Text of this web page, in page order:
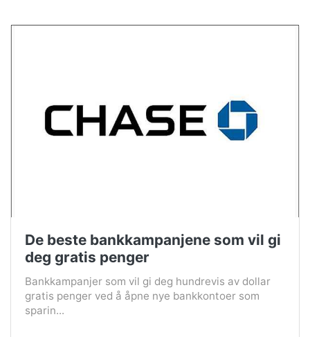
De beste bankkampanjene som vil gi
deg gratis penger
Bankkampanjer som vil gi deg hundrevis av dollar
gratis penger ved å åpne nye bankkontoer som
sparin...